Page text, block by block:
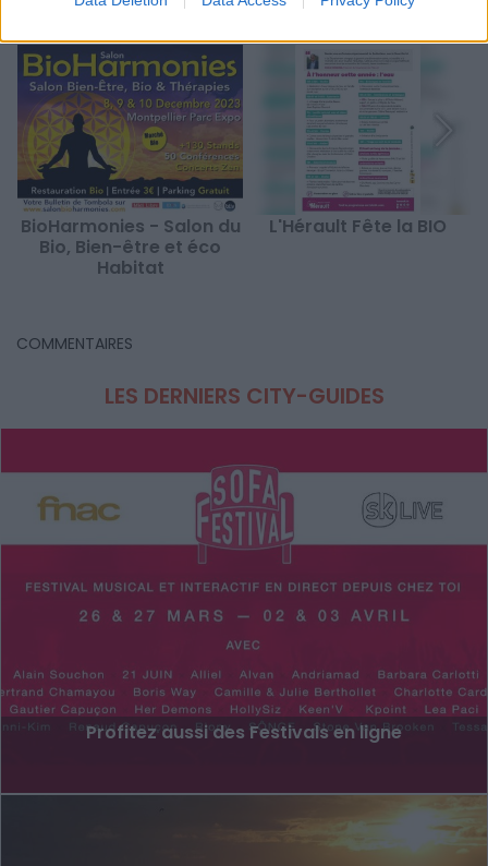
À LIRE AUSSI...
BioHarmonies - Salon du
Bio, Bien-être et éco
Habitat
L'Hérault Fête la BIO
COMMENTAIRES
LES DERNIERS CITY-GUIDES
Profitez aussi des Festivals en ligne